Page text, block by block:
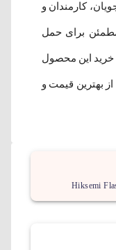
کارمندان و
مطمئن برای حمل
خرید این محصول
بهترین قیمت و
Hiksemi